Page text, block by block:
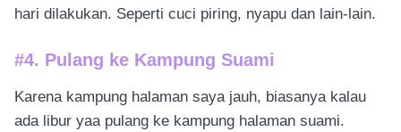
hari dilakukan. Seperti cuci piring, nyapu dan lain-lain.
#4. Pulang ke Kampung Suami
Karena kampung halaman saya jauh, biasanya kalau
ada libur yaa pulang ke kampung halaman suami.